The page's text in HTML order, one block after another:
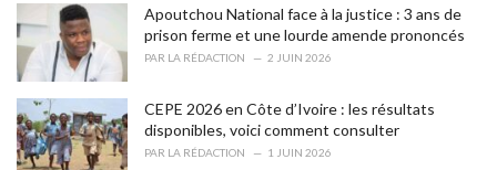
r
e
:
Apoutchou National face à la justice : 3 ans de
prison ferme et une lourde amende prononcés
PAR LA RÉDACTION 2 JUIN 2026
CEPE 2026 en Côte d’Ivoire : les résultats
disponibles, voici comment consulter
PAR LA RÉDACTION 1 JUIN 2026